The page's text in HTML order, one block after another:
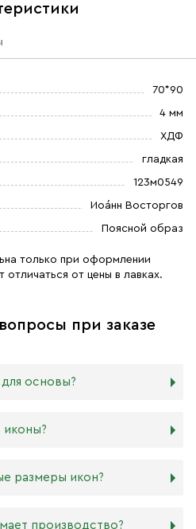
70*90
4 мм
ХДФ
гладкая
123м0549
Иоа́нн Восторгов
Поясной образ
только при оформлении
от цены в лавках.
при заказе
основы?
трёх разных видах досок:
стружечная плита —
иконы?
тому, какого размера
на него.
размеры икон?
производство?